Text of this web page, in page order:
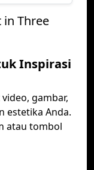
in Three
Inspirasi
gambar,
estetika Anda.
atau tombol